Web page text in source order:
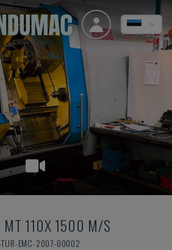
MT 110X 1500 M/S
TUR-EMC-2007-00002